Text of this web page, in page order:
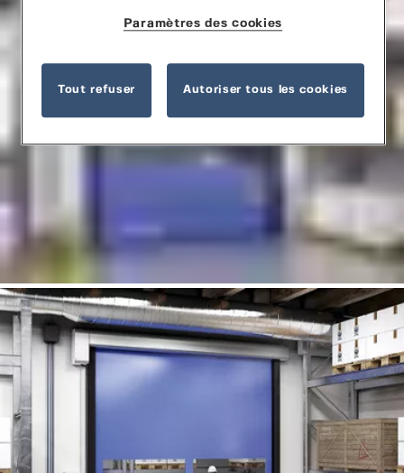
Paramètres des cookies
Tout refuser Autoriser tous les cookies